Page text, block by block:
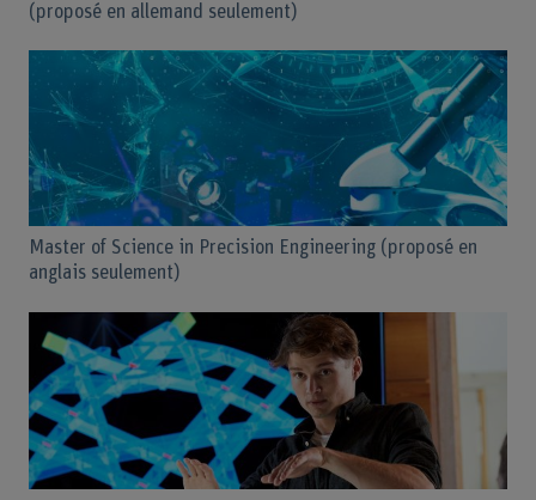
(proposé en allemand seulement)
Master of Science in Precision Engineering (proposé en
anglais seulement)